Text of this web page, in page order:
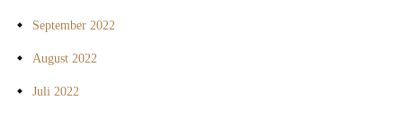
September 2022
August 2022
Juli 2022